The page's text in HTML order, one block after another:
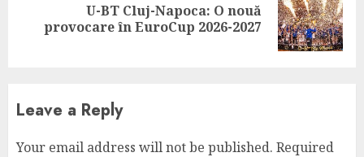
post:
U-BT Cluj-Napoca: O nouă
provocare în EuroCup 2026-2027
Leave a Reply
Your email address will not be published. Required